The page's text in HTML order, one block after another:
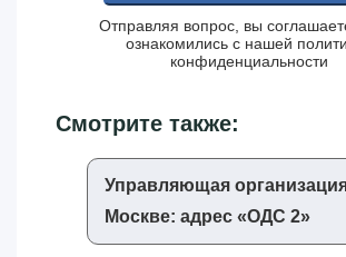
Отправляя вопрос, вы
ознакомились с нашей
конфиденциальности
Смотрите также:
Управляющая
Москве: адрес «‎ОДС 2»‎